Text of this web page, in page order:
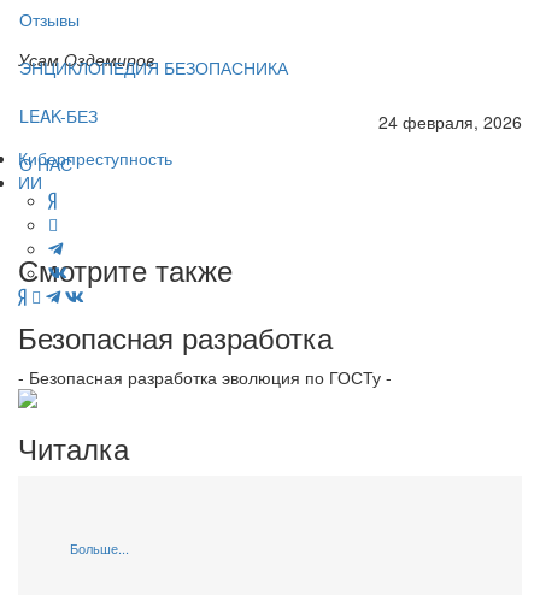
Отзывы
ЭНЦИКЛОПЕДИЯ БЕЗОПАСНИКА
LEAK-БЕЗ
О НАС
Усам Оздемиров
24 февраля, 2026
Киберпреступность
ИИ
Смотрите также
Безопасная разработка
- Безопасная разработка эволюция по ГОСТу -
Читалка
Больше...